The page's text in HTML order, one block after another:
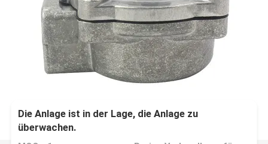
Die Anlage ist in der Lage, die Anlage zu
überwachen.